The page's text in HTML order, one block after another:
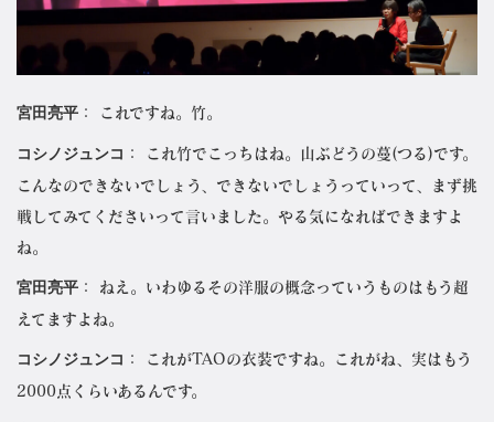
宮田亮平 ： これですね。竹。
コシノジュンコ ： これ竹でこっちはね。山ぶどうの蔓(つる)です。
こんなのできないでしょう、できないでしょうっていって、まず挑
戦してみてくださいって言いました。やる気になればできますよ
ね。
宮田亮平 ： ねえ。いわゆるその洋服の概念っていうものはもう超
えてますよね。
コシノジュンコ ： これがTAOの衣装ですね。これがね、実はもう
2000点くらいあるんです。